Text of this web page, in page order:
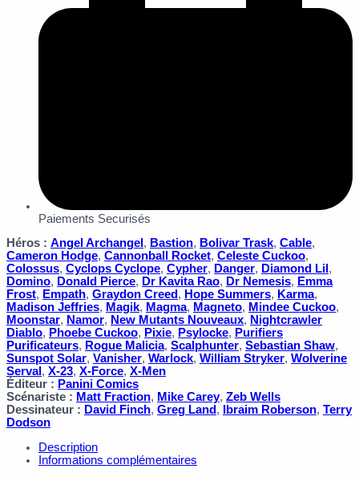
Paiements Securisés
Héros : Angel Archangel , Bastion, Bolivar Trask, Cable,
Cameron Hodge, Cannonball Rocket, Celeste Cuckoo,
Colossus, Cyclops Cyclope, Cypher, Danger, Diamond Lil ,
Domino, Donald Pierce, Dr Kavita Rao, Dr Nemesis, Emma
Frost, Empath, Graydon Creed , Hope Summers, Karma,
Madison Jeffries, Magik, Magma, Magneto, Mindee Cuckoo,
Moonstar, Namor, New Mutants Nouveaux, Nightcrawler
Diablo, Phoebe Cuckoo, Pixie, Psylocke, Purifiers
Purificateurs, Rogue Malicia, Scalphunter, Sebastian Shaw,
Sunspot Solar, Vanisher, Warlock, William Stryker, Wolverine
Serval , X-23, X-Force, X-Men
Éditeur : Panini Comics
Scénariste : Matt Fraction, Mike Carey, Zeb Wells
Dessinateur : David Finch, Greg Land , Ibraim Roberson, Terry
Dodson
Description
Informations complémentaires